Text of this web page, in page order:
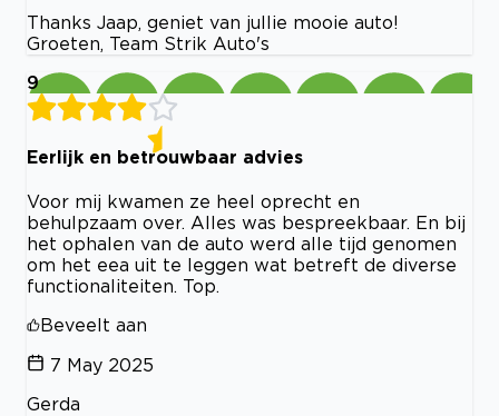
Thanks Jaap, geniet van jullie mooie auto!
Groeten, Team Strik Auto's
9
Eerlijk en betrouwbaar advies
Voor mij kwamen ze heel oprecht en
behulpzaam over. Alles was bespreekbaar. En bij
het ophalen van de auto werd alle tijd genomen
om het eea uit te leggen wat betreft de diverse
functionaliteiten. Top.
Beveelt aan
7 May 2025
Gerda